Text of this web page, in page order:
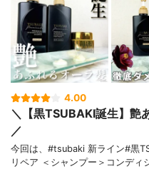
4.00
＼【黒TSUBAKI誕生】艶
／
今回は、#tsubaki 新ライン#黒
リペア ＜シャンプー＞コンディ